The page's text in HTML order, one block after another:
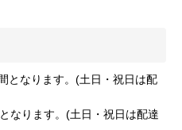
となります。(土日・祝日は配
なります。(土日・祝日は配達